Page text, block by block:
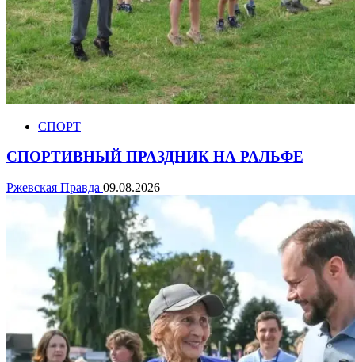
СПОРТ
СПОРТИВНЫЙ ПРАЗДНИК НА РАЛЬФЕ
Ржевская Правда 09.08.2026